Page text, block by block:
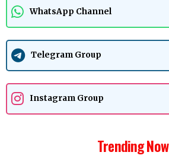
WhatsApp Channel
Telegram Group
Instagram Group
Trending Now